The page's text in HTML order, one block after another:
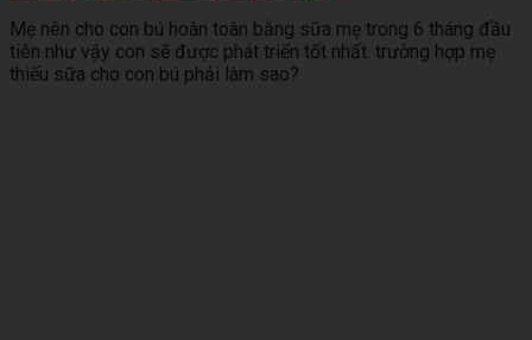
Mẹ nên cho con bú hoàn toàn bằng sữa mẹ trong 6 tháng đầu
tiên như vậy con sẽ được phát triển tốt nhất. trường hợp mẹ
thiếu sữa cho con bú phải làm sao?